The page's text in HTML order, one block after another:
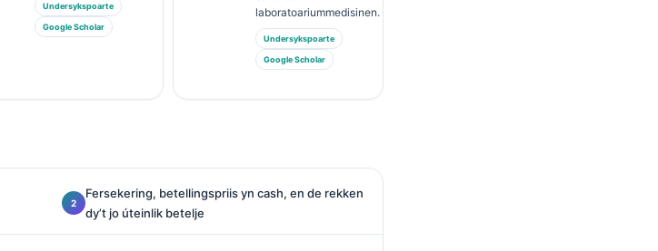
Undersykspoarte
Google Scholar
laboratoariummedisinen.
Undersykspoarte
Google Scholar
Fersekering, betellingspriis yn cash, en de rekken
dy’t jo úteinlik betelje